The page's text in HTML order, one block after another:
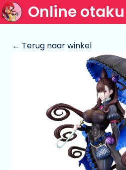
Online otaku
← Terug naar winkel